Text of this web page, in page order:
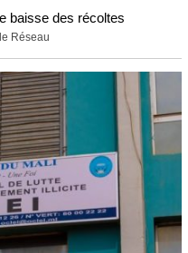
baisse des récoltes
Réseau